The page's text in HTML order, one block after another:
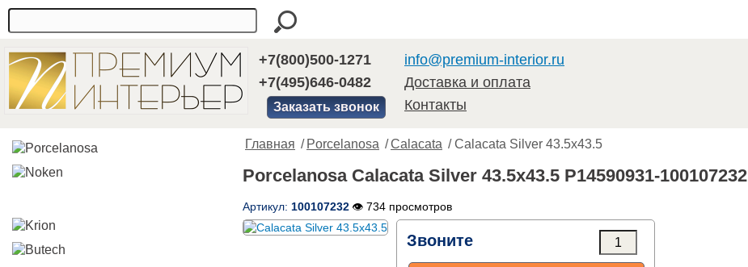
+7(800)500-1271
+7(495)646-0482
Заказать звонок
info@premium-interior.ru
Доставка и оплата
Контакты
Главная / Porcelanosa /Calacata / Calacata Silver 43.5x43.5
Porcelanosa Calacata Silver 43.5x43.5 P14590931-100107232
Артикул: 100107232 👁 734 просмотров
Звоните